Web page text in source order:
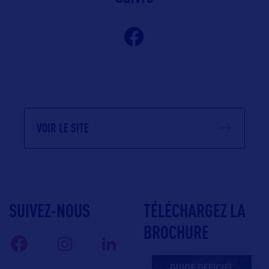
VOIR LE SITE
SUIVEZ-NOUS
TÉLÉCHARGEZ LA
BROCHURE